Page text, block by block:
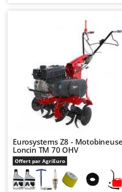
Eurosystems Z8 -
Loncin TM 70 OHV
Offert par AgriEuro